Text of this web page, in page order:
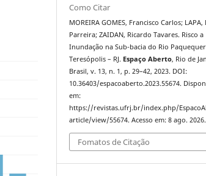
Como Citar
MOREIRA GOMES, Francisco Carlos; LAPA,
Parreira; ZAIDAN, Ricardo Tavares. Risco a
Inundação na Sub-bacia do Rio
Teresópolis – RJ. Espaço Aberto, Rio de
Brasil, v. 13, n. 1, p. 29–42, 2023. DOI:
10.36403/espacoaberto.2023.55674.
em:
https://revistas.ufrj.br/index.php/
article/view/55674. Acesso em: 8 ago. 2026.
Fomatos de Citação